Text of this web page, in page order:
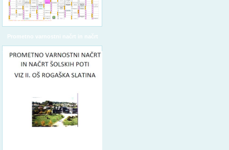
Prometno varnostni načrt in načrt
šolskih poti